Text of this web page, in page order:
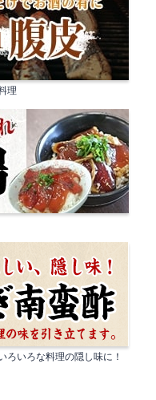
理
いろな料理の隠し味に！